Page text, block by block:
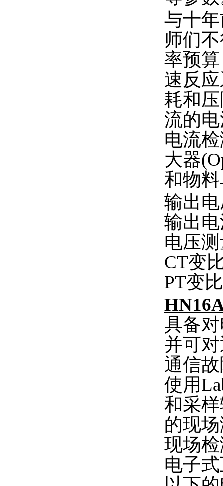
与十
师们
率预
速反
耗和
流的
电流
大器
和物
输出
输出
电压
CT变
PT变
具备
并可
通信
使用
和采
的现
现场
电子